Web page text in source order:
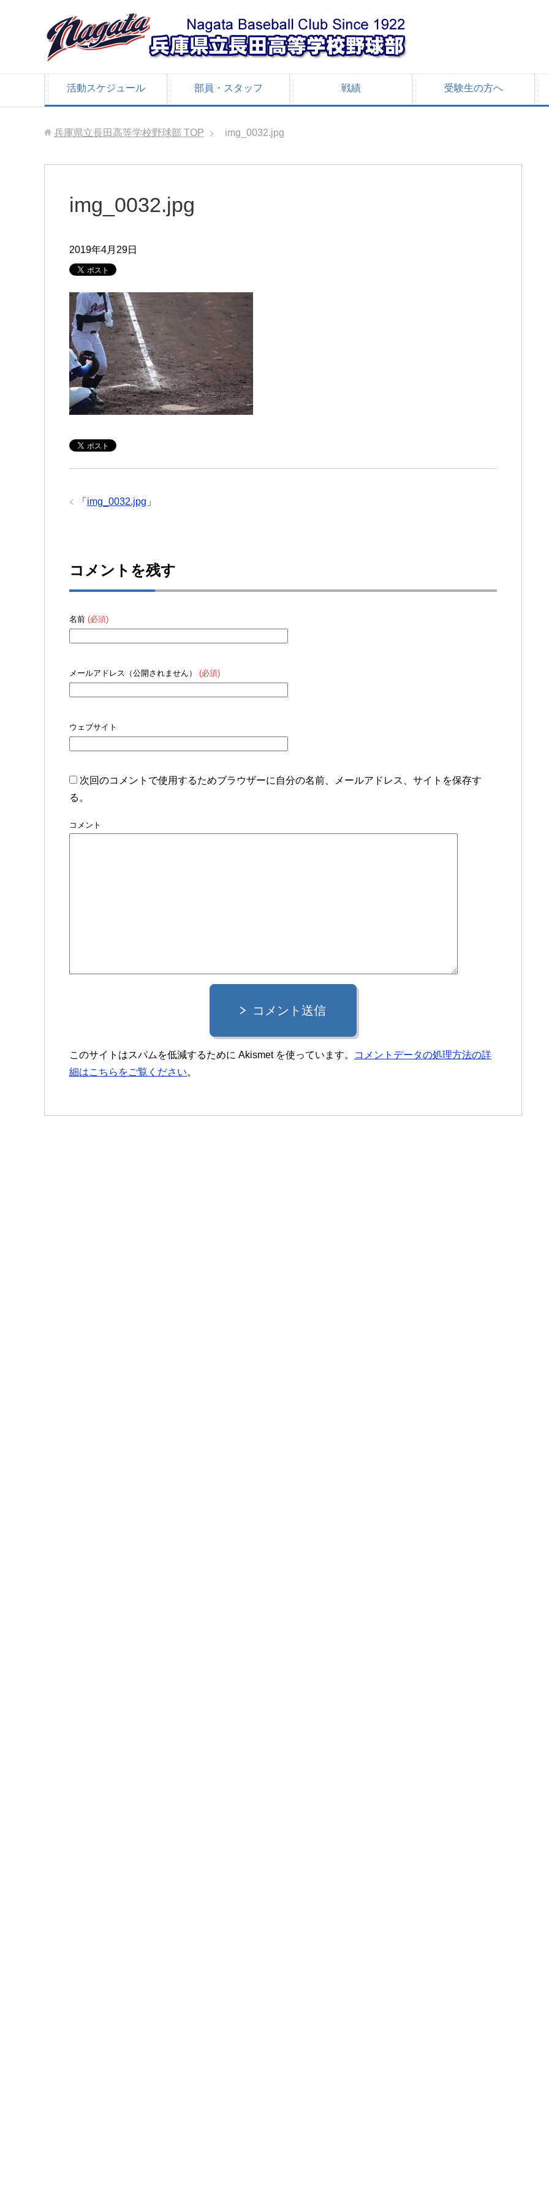
活動スケジュール 部員・スタッフ 戦績 受験生の方へ
兵庫県立長田高等学校野球部 TOP img_0032.jpg
img_0032.jpg
2019年4月29日
「 img_0032.jpg 」
コメントを残す
名前 (必須)
メールアドレス（公開されません） (必須)
ウェブサイト
次回のコメントで使用するためブラウザーに自分の名前、メールアドレス、サイトを保存す
る。
コメント
コメント送信
このサイトはスパムを低減するために Akismet を使っています。
コメントデータの処理方法の詳
細はこちらをご覧ください。